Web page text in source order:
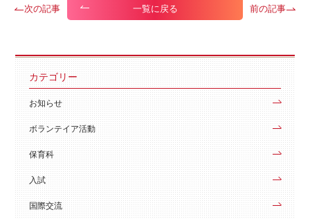
次の記事 一覧に戻る 前の記事
カテゴリー
お知らせ
ボランテイア活動
保育科
入試
国際交流